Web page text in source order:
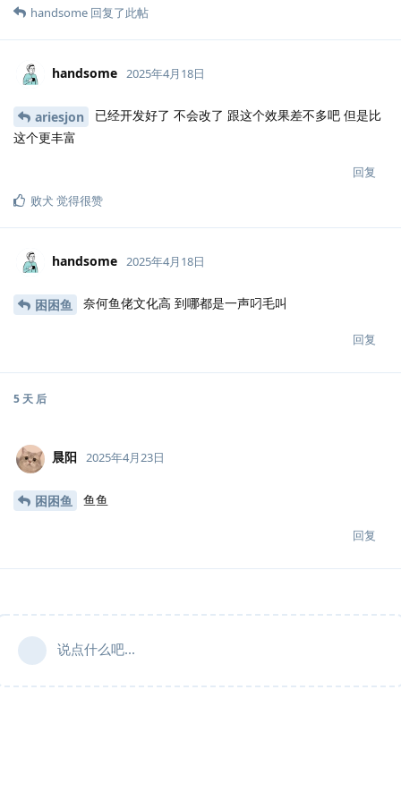
handsome 回复了此帖
handsome 2025年4月18日
ariesjon
已经开发好了 不会改了 跟这个效果差不多吧 但是比
这个更丰富
回复
败犬 觉得很赞
handsome 2025年4月18日
困困鱼 奈何鱼佬文化高 到哪都是一声叼毛叫
回复
5 天 后
晨阳 2025年4月23日
困困鱼 鱼鱼
回复
说点什么吧...